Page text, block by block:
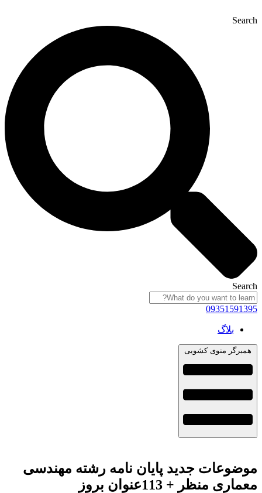
Search
Search
09351591395
بلاگ
همبرگر منوی کشویی
موضوعات جدید پایان نامه رشته مهندسی
معماری منظر + 113عنوان بروز